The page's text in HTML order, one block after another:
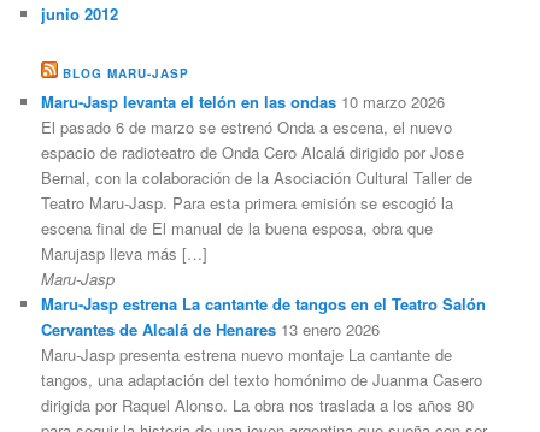
junio 2012
BLOG MARU-JASP
Maru-Jasp levanta el telón en las ondas 10 marzo 2026
El pasado 6 de marzo se estrenó Onda a escena, el nuevo
espacio de radioteatro de Onda Cero Alcalá dirigido por Jose
Bernal, con la colaboración de la Asociación Cultural Taller de
Teatro Maru-Jasp. Para esta primera emisión se escogió la
escena final de El manual de la buena esposa, obra que
Marujasp lleva más […]
Maru-Jasp
Maru-Jasp estrena La cantante de tangos en el Teatro Salón
Cervantes de Alcalá de Henares 13 enero 2026
Maru-Jasp presenta estrena nuevo montaje La cantante de
tangos, una adaptación del texto homónimo de Juanma Casero
dirigida por Raquel Alonso. La obra nos traslada a los años 80